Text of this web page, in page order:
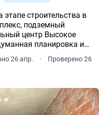
строительства в
подземный
центр Высокое
планировка и
26 апр. ·
Проверено 26